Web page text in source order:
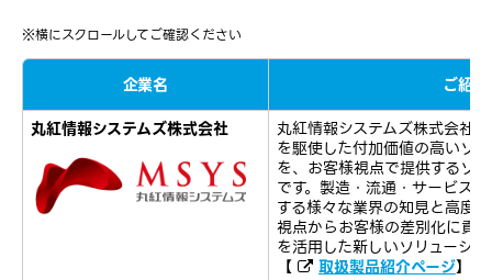
※横にスクロールしてご確認ください
企業名
ご紹介
丸紅情報システムズ株式会社
丸紅情報システムズ株式会社
を駆使した付加価値の高いソ
を、お客様視点で提供するソ
です。製造・流通・サービス
する様々な業界の知見と高度
視点からお客様の差別化に貢
を活用した新しいソリューシ
【
取扱製品紹介ページ】